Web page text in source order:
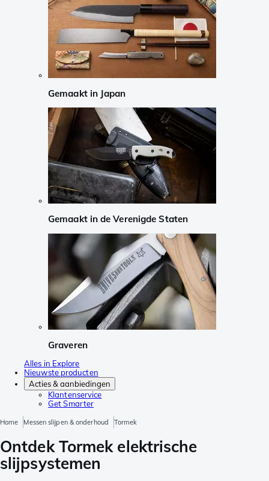
Gemaakt in Japan
Gemaakt in de Verenigde Staten
Graveren
Alles in Explore
Nieuwste producten
Acties & aanbiedingen
Klantenservice
Get Smarter
Home Messen slijpen & onderhoud Tormek
Ontdek Tormek elektrische
slijpsystemen